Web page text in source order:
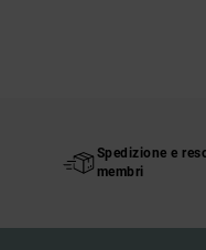
Spedizione e
membri